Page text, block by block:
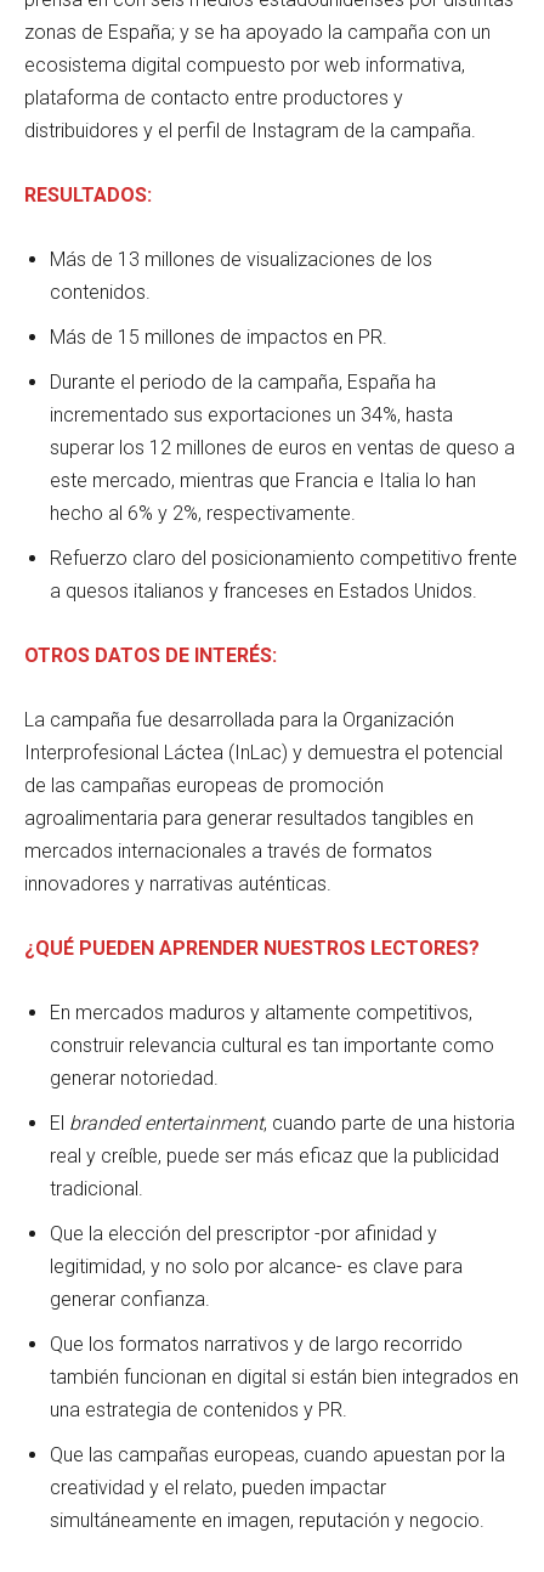
zonas de España; y se ha apoyado la campaña con un
ecosistema digital compuesto por web informativa,
plataforma de contacto entre productores y
distribuidores y el perfil de Instagram de la campaña.
RESULTADOS:
Más de 13 millones de visualizaciones de los
contenidos.
Más de 15 millones de impactos en PR.
Durante el periodo de la campaña, España ha
incrementado sus exportaciones un 34%, hasta
superar los 12 millones de euros en ventas de queso a
este mercado, mientras que Francia e Italia lo han
hecho al 6% y 2%, respectivamente.
Refuerzo claro del posicionamiento competitivo frente
a quesos italianos y franceses en Estados Unidos.
OTROS DATOS DE INTERÉS:
La campaña fue desarrollada para la Organización
Interprofesional Láctea (InLac) y demuestra el potencial
de las campañas europeas de promoción
agroalimentaria para generar resultados tangibles en
mercados internacionales a través de formatos
innovadores y narrativas auténticas.
¿QUÉ PUEDEN APRENDER NUESTROS LECTORES?
En mercados maduros y altamente competitivos,
construir relevancia cultural es tan importante como
generar notoriedad.
El branded entertainment, cuando parte de una historia
real y creíble, puede ser más eficaz que la publicidad
tradicional.
Que la elección del prescriptor -por afinidad y
legitimidad, y no solo por alcance- es clave para
generar confianza.
Que los formatos narrativos y de largo recorrido
también funcionan en digital si están bien integrados en
una estrategia de contenidos y PR.
Que las campañas europeas, cuando apuestan por la
creatividad y el relato, pueden impactar
simultáneamente en imagen, reputación y negocio.